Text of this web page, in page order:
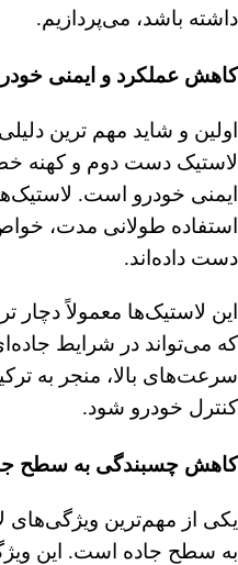
داشته باشد، می‌پردازیم.
کاهش عملکرد و ایمنی
اولین و شاید مهم‌ ترین
لاستیک دست دوم و کهنه
ایمنی خودرو است.
استفاده طولانی‌ مدت،
دست داده‌اند.
این لاستیک‌ها معمولاً
که می‌تواند در شرایط
سرعت‌های بالا، منجر به
کنترل خودرو شود.
کاهش چسبندگی به سطح
یکی از مهم‌ترین
به سطح جاده است. این